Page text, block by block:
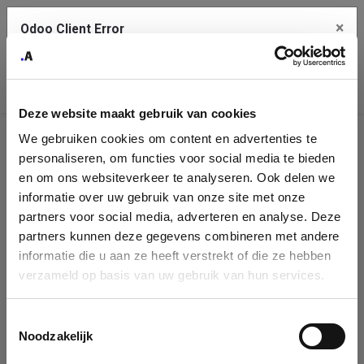
Deze website maakt gebruik van cookies
We gebruiken cookies om content en advertenties te
personaliseren, om functies voor social media te bieden
en om ons websiteverkeer te analyseren. Ook delen we
informatie over uw gebruik van onze site met onze
partners voor social media, adverteren en analyse. Deze
partners kunnen deze gegevens combineren met andere
informatie die u aan ze heeft verstrekt of die ze hebben
verzameld op basis van uw gebruik van hun services.
Noodzakelijk
Company
Identification
Please fill in your company details
You can search a company in our database by name, VAT or
enterprise ID. When a company is selected it will auto-complete the
form. If you don't find your company in our database, you can create
Odoo Client Error ×
service.
See details
Ok